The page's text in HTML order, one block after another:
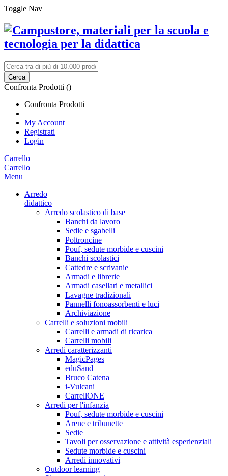
Toggle Nav
Cerca
Confronta Prodotti ()
Confronta Prodotti
My Account
Registrati
Login
Carrello
Carrello
Menu
Arredo
didattico
Arredo scolastico di base
Banchi da lavoro
Sedie e sgabelli
Poltroncine
Pouf, sedute morbide e cuscini
Banchi scolastici
Cattedre e scrivanie
Armadi e librerie
Armadi casellari e metallici
Lavagne tradizionali
Pannelli fonoassorbenti e luci
Archiviazione
Carrelli e soluzioni mobili
Carrelli e armadi di ricarica
Carrelli mobili
Arredi caratterizzanti
MagicPages
eduSand
Bruco Catena
i-Vulcani
CarrellONE
Arredi per l'infanzia
Pouf, sedute morbide e cuscini
Arene e tribunette
Sedie
Tavoli per osservazione e attività esperienziali
Sedute morbide e cuscini
Arredi innovativi
Outdoor learning